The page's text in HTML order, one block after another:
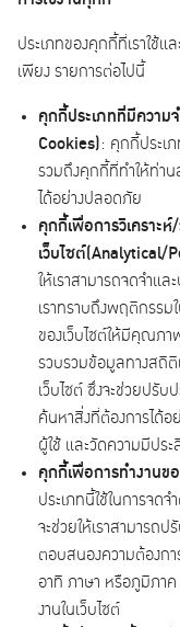
ประเภทของคุกกี้ที่เราใช้
เพียง รายการต่อไปนี้
คุกกี้ประเภทที่มีความ
Cookies): คุกกี้ประเ
รวมถึงคุกกี้ที่ทำให้ท่านส
ได้อย่างปลอดภัย
คุกกี้เพื่อการวิเคราะ
เว็บไซต์(Analytical/
ให้เราสามารถจดจำแ
เราทราบถึงพฤติกรรม
ของเว็บไซต์ให้มีคุณภ
รวบรวมข้อมูลทางสถิ
เว็บไซต์ ซึ่งจะช่วยปรับ
ค้นหาสิ่งที่ต้องการได้อย่
ผู้ใช้ และวัดความมีปร
คุกกี้เพื่อการทำงานข
ประเภทนี้ใช้ในการจด
จะช่วยให้เราสามารถป
ตอบสนองความต้องกา
อาทิ ภาษา หรือภูมิภาค
งานในเว็บไซต์